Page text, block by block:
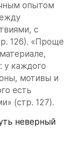
опытом
с
126). «Проще
у каждого
мотивы и
есть
(стр. 127).
неверный